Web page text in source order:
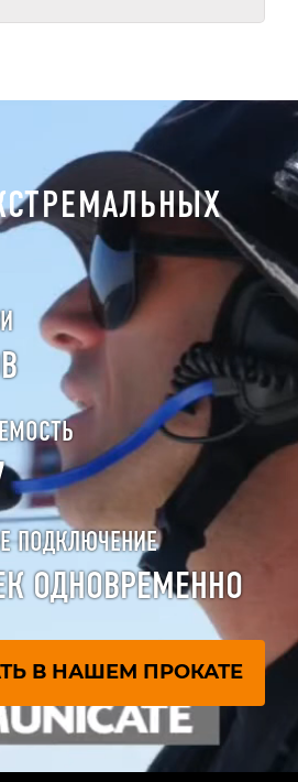
ПОДКЛЮЧЕНИЕ
ОДНОВРЕМЕННО
В НАШЕМ ПРОКАТЕ